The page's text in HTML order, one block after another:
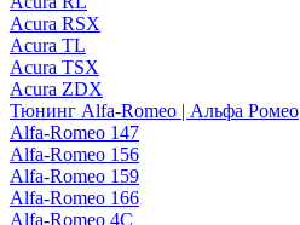
Acura RSX
Acura TL
Acura TSX
Acura ZDX
Тюнинг Alfa-Romeo | Альфа Ромео
Alfa-Romeo 147
Alfa-Romeo 156
Alfa-Romeo 159
Alfa-Romeo 166
Alfa-Romeo 4C